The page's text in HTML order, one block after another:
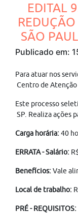
EDITAL
SÃO
Publicado em:
Para atuar nos
Centro de Atenção
Este processo
SP. Realiza ações
Carga horária:40
ERRATA - Salário:
Benefícios:Vale
Local de trabalho:
PRÉ - REQUISITOS: